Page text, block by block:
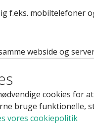
cookies for
bruge funktionelle,
vores cookiepolitik
f.eks. mobiltelefoner
webside og
fleksibelt med hvad,
"mobil versionen"
Sidst så tilpasser den